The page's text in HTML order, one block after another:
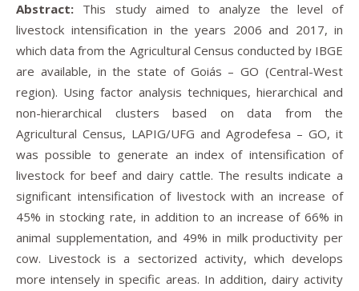
Abstract: This study aimed to analyze the level of
livestock intensification in the years 2006 and 2017, in
which data from the Agricultural Census conducted by IBGE
are available, in the state of Goiás – GO (Central-West
region). Using factor analysis techniques, hierarchical and
non-hierarchical clusters based on data from the
Agricultural Census, LAPIG/UFG and Agrodefesa – GO, it
was possible to generate an index of intensification of
livestock for beef and dairy cattle. The results indicate a
significant intensification of livestock with an increase of
45% in stocking rate, in addition to an increase of 66% in
animal supplementation, and 49% in milk productivity per
cow. Livestock is a sectorized activity, which develops
more intensely in specific areas. In addition, dairy activity